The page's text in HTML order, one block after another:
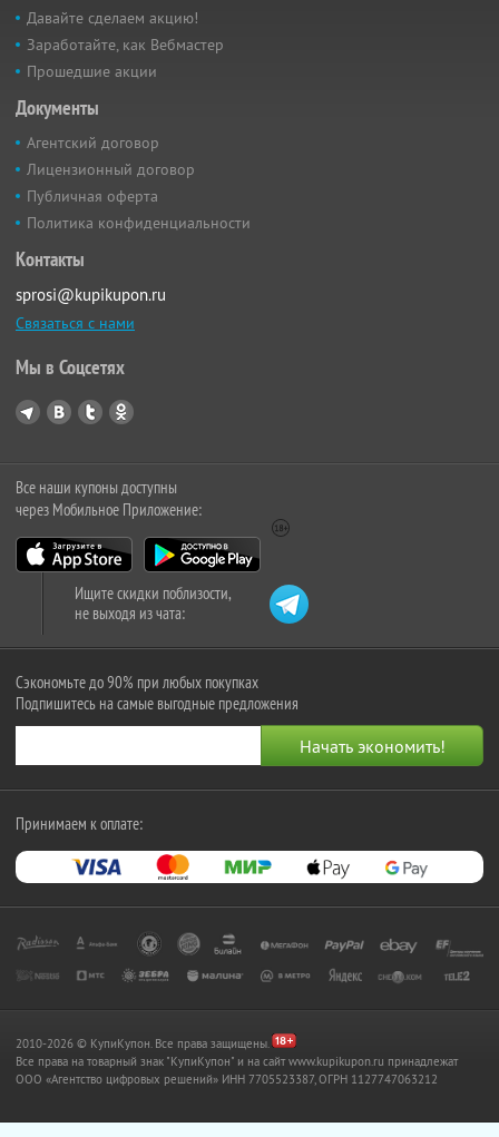
Давайте сделаем акцию!
Заработайте, как Вебмастер
Прошедшие акции
Документы
Агентский договор
Лицензионный договор
Публичная оферта
Политика конфиденциальности
Контакты
sprosi@kupikupon.ru
Связаться с нами
Мы в Соцсетях
Все наши купоны доступны
через Мобильное Приложение:
Ищите скидки поблизости,
не выходя из чата:
Сэкономьте до 90% при любых покупках
Подпишитесь на самые выгодные предложения
Принимаем к оплате:
2010-2026 © КупиКупон. Все права защищены.
Все права на товарный знак "КупиКупон" и на сайт www.kupikupon.ru принадлежат
OOO «Агентство цифровых решений» ИНН 7705523387, ОГРН 1127747063212